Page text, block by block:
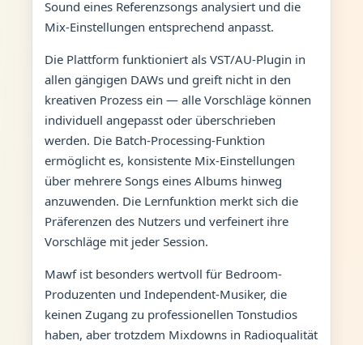
Sound eines Referenzsongs analysiert und die
Mix-Einstellungen entsprechend anpasst.
Die Plattform funktioniert als VST/AU-Plugin in
allen gängigen DAWs und greift nicht in den
kreativen Prozess ein — alle Vorschläge können
individuell angepasst oder überschrieben
werden. Die Batch-Processing-Funktion
ermöglicht es, konsistente Mix-Einstellungen
über mehrere Songs eines Albums hinweg
anzuwenden. Die Lernfunktion merkt sich die
Präferenzen des Nutzers und verfeinert ihre
Vorschläge mit jeder Session.
Mawf ist besonders wertvoll für Bedroom-
Produzenten und Independent-Musiker, die
keinen Zugang zu professionellen Tonstudios
haben, aber trotzdem Mixdowns in Radioqualität